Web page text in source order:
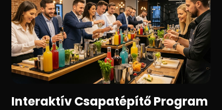
Interaktív Csapatépítő Program